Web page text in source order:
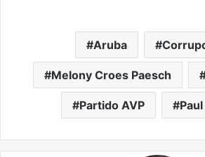
Aruba
Melony Croes Paesch
Partido AVP